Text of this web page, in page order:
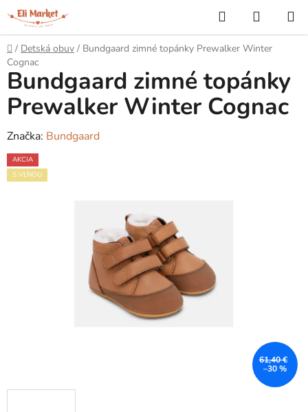
Prejsť
na
obsah
Hľadať
KOŠÍK
Domov
/ Detská obuv / Bundgaard zimné topánky Prewalker Winter
Cognac
Bundgaard zimné topánky
Prewalker Winter Cognac
Značka: Bundgaard
AKCIA
S VLNOU
61,40 €
–30 %